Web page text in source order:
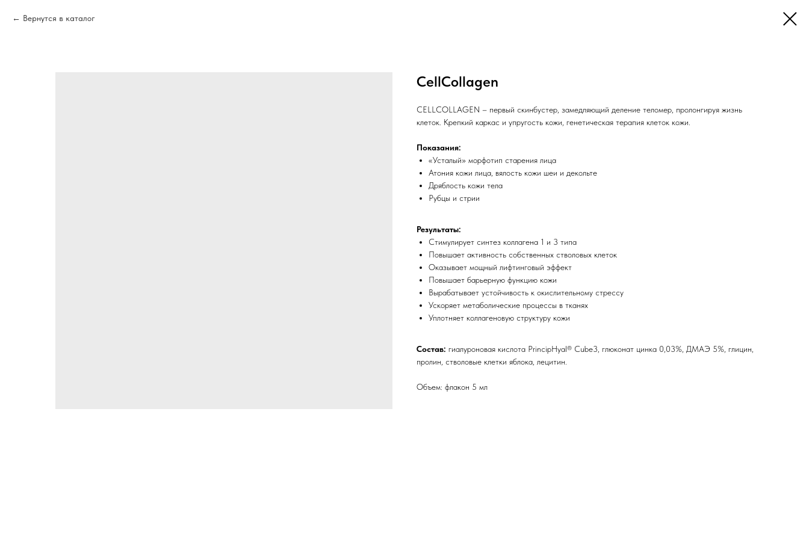
Вернутся в каталог
CellCollagen
CELLCOLLAGEN – первый скинбустер, замедляющий деление теломер, пролонгируя жизнь
клеток. Крепкий каркас и упругость кожи, генетическая терапия клеток кожи.
Показания:
«Усталый» морфотип старения лица
Атония кожи лица, вялость кожи шеи и декольте
Дряблость кожи тела
Рубцы и стрии
Результаты:
Стимулирует синтез коллагена 1 и 3 типа
Повышает активность собственных стволовых клеток
Оказывает мощный лифтинговый эффект
Повышает барьерную функцию кожи
Вырабатывает устойчивость к окислительному стрессу
Ускоряет метаболические процессы в тканях
Уплотняет коллагеновую структуру кожи
Состав: гиалуроновая кислота PrincipHyal® Cube3, глюконат цинка 0,03%, ДМАЭ 5%, глицин,
пролин, стволовые клетки яблока, лецитин.
Объем: флакон 5 мл